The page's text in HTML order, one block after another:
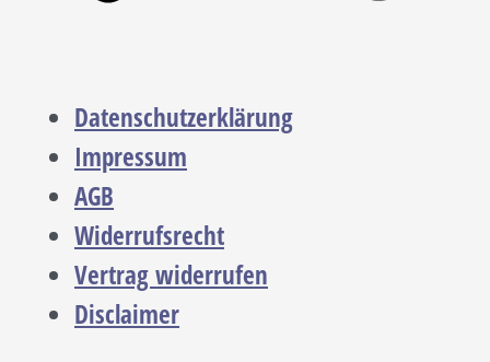
Datenschutzerklärung
Impressum
AGB
Widerrufsrecht
Vertrag widerrufen
Disclaimer